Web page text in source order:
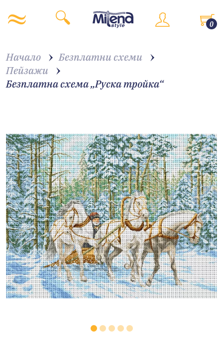
0
Начало
Безплатни схеми
Пейзажи
Безплатна схема „Руска тройка“